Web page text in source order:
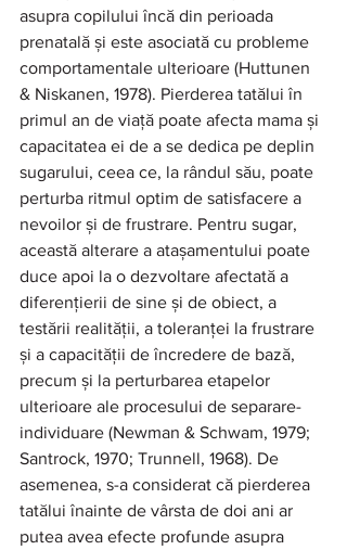
asupra copilului încă din perioada
prenatală și este asociată cu probleme
comportamentale ulterioare (Huttunen
& Niskanen, 1978). Pierderea tatălui în
primul an de viață poate afecta mama și
capacitatea ei de a se dedica pe deplin
sugarului, ceea ce, la rândul său, poate
perturba ritmul optim de satisfacere a
nevoilor și de frustrare. Pentru sugar,
această alterare a atașamentului poate
duce apoi la o dezvoltare afectată a
diferențierii de sine și de obiect, a
testării realității, a toleranței la frustrare
și a capacității de încredere de bază,
precum și la perturbarea etapelor
ulterioare ale procesului de separare-
individuare (Newman & Schwam, 1979;
Santrock, 1970; Trunnell, 1968). De
asemenea, s-a considerat că pierderea
tatălui înainte de vârsta de doi ani ar
putea avea efecte profunde asupra